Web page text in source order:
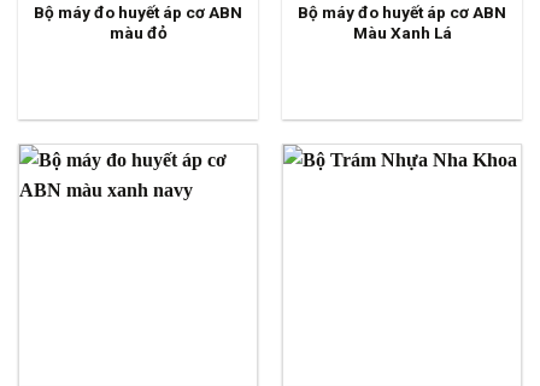
Bộ máy đo huyết áp cơ ABN
màu đỏ
Bộ máy đo huyết áp cơ ABN
Màu Xanh Lá